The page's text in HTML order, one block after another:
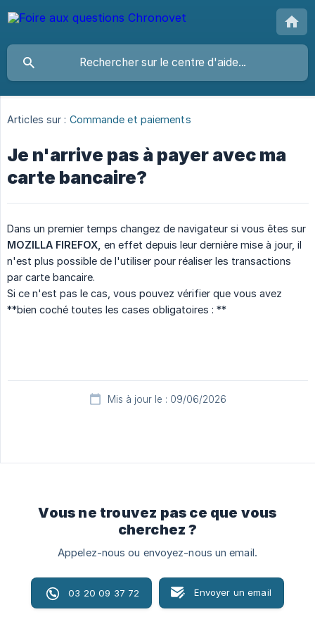
Articles sur : Commande et paiements
Je n'arrive pas à payer avec ma
carte bancaire?
Dans un premier temps changez de navigateur si vous êtes sur
MOZILLA FIREFOX, en effet depuis leur dernière mise à jour, il
n'est plus possible de l'utiliser pour réaliser les transactions
par carte bancaire.
Si ce n'est pas le cas, vous pouvez vérifier que vous avez
**bien coché toutes les cases obligatoires : **
Mis à jour le : 09/06/2026
Vous ne trouvez pas ce que vous
cherchez ?
Appelez-nous ou envoyez-nous un email.
03 20 09 37 72 Envoyer un email